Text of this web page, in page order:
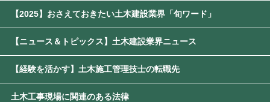
【2025】おさえておきたい土木建設業界「旬ワード」
【ニュース＆トピックス】土木建設業界ニュース
【経験を活かす】土木施工管理技士の転職先
土木工事現場に関連のある法律